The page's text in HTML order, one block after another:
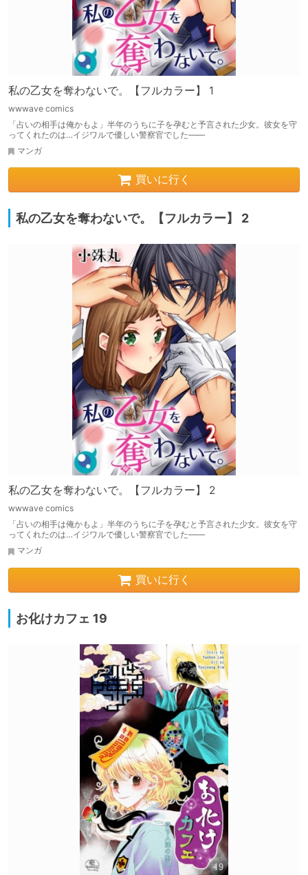
私の乙女を奪わないで。【フルカラー】 1
wwwave comics
「占いの相手は俺かもよ」半年のうちに子を孕むと予言された少女。彼女を守
ってくれたのは…イジワルで優しい警察官でした――
マンガ
買いに行く
私の乙女を奪わないで。【フルカラー】 2
私の乙女を奪わないで。【フルカラー】 2
wwwave comics
「占いの相手は俺かもよ」半年のうちに子を孕むと予言された少女。彼女を守
ってくれたのは…イジワルで優しい警察官でした――
マンガ
買いに行く
お化けカフェ 19